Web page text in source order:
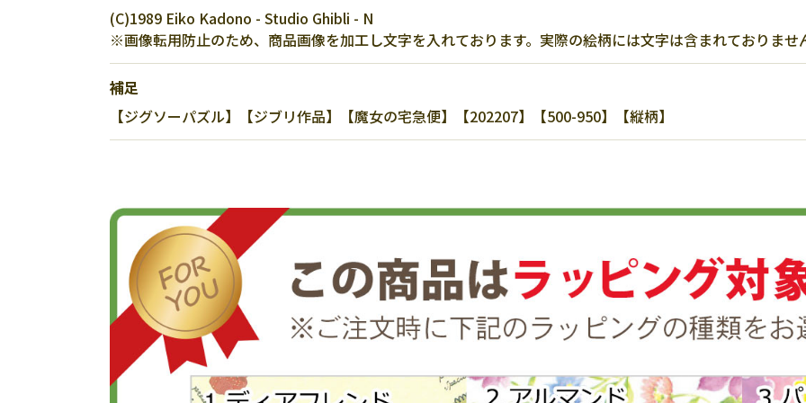
(C)1989 Eiko Kadono - Studio Ghibli - N
※画像転用防止のため、商品画像を加工し文字を入れております。実際の絵柄には文字は含まれておりませ
補足
【ジグソーパズル】【ジブリ作品】【魔女の宅急便】【202207】【500-950】【縦柄】